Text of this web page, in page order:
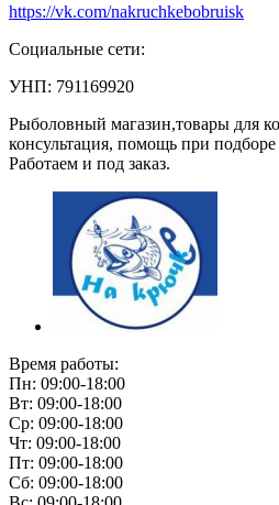
https://vk.com/nakruchkebobruisk
Социальные сети:
УНП: 791169920
Рыболовный магазин,товары для
консультация, помощь при
Работаем и под заказ.
Время работы:
Пн: 09:00-18:00
Вт: 09:00-18:00
Ср: 09:00-18:00
Чт: 09:00-18:00
Пт: 09:00-18:00
Сб: 09:00-18:00